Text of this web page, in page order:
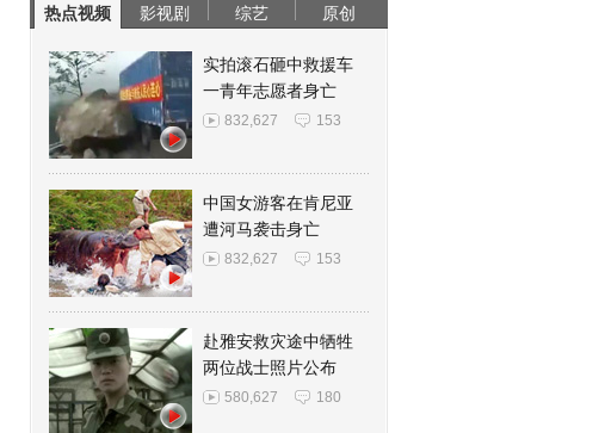
热点视频 影视剧 综艺 原创
实拍滚石砸中救援车
一青年志愿者身亡
832,627 153
中国女游客在肯尼亚
遭河马袭击身亡
832,627 153
赴雅安救灾途中牺牲
两位战士照片公布
580,627 180